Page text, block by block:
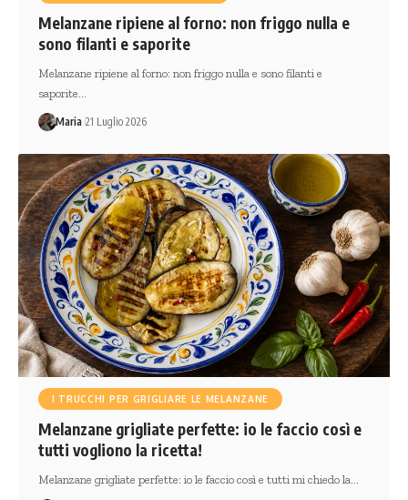
Melanzane ripiene al forno: non friggo nulla e
sono filanti e saporite
Melanzane ripiene al forno: non friggo nulla e sono filanti e
saporite…
Maria 21 Luglio 2026
I TRUCCHI PER GRIGLIARE LE MELANZANE
Melanzane grigliate perfette: io le faccio così e
tutti vogliono la ricetta!
Melanzane grigliate perfette: io le faccio così e tutti mi chiedo la…